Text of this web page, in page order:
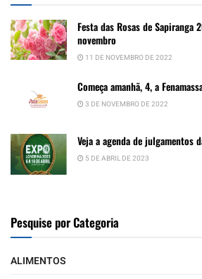
Festa das Rosas de Sapiranga
novembro
11 DE NOVEMBRO DE 2022
Começa amanhã, 4, a
3 DE NOVEMBRO DE 2022
Veja a agenda de julgamentos
5 DE ABRIL DE 2023
Pesquise por Categoria
ALIMENTOS